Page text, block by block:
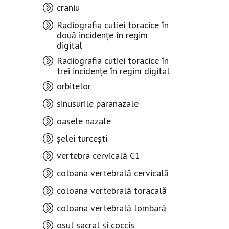
craniu
Radiografia cutiei toracice în
două incidențe în regim
digital
Radiografia cutiei toracice în
trei incidențe în regim digital
orbitelor
sinusurile paranazale
oasele nazale
șelei turcești
vertebra cervicală C1
coloana vertebrală cervicală
coloana vertebrală toracală
coloana vertebrală lombară
osul sacral și coccis